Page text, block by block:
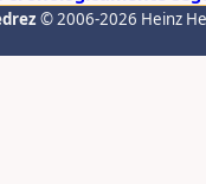
© 2006-2026 Heinz